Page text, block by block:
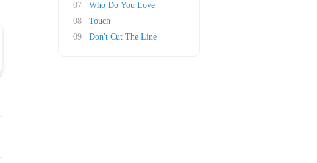
07
Who Do You Love
08
Touch
09
Don't Cut The Line